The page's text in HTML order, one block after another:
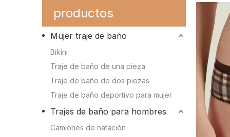
Traje de baño de dos piezas
Traje de baño deportivo para mujer
Trajes de baño para hombres
Camiones de natación
Bañadores deportivos para hombre
productos
Mujer traje de baño
Bikini
Traje de baño de una pieza
Traje de baño de dos piezas
Traje de baño deportivo para mujer
Trajes de baño para hombres
Camiones de natación